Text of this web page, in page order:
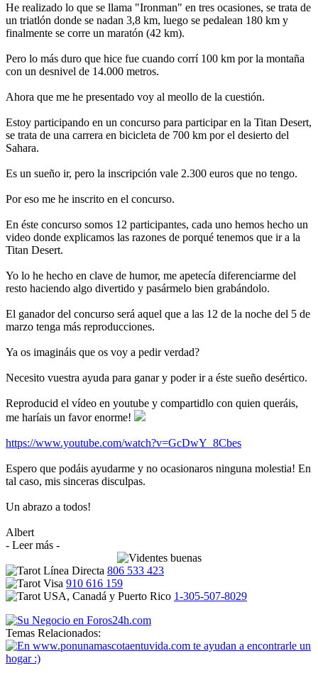
He realizado lo que se llama "Ironman" en tres ocasiones, se trata de
un triatlón donde se nadan 3,8 km, luego se pedalean 180 km y
finalmente se corre un maratón (42 km).
Pero lo más duro que hice fue cuando corrí 100 km por la montaña
con un desnivel de 14.000 metros.
Ahora que me he presentado voy al meollo de la cuestión.
Estoy participando en un concurso para participar en la Titan Desert,
se trata de una carrera en bicicleta de 700 km por el desierto del
Sahara.
Es un sueño ir, pero la inscripción vale 2.300 euros que no tengo.
Por eso me he inscrito en el concurso.
En éste concurso somos 12 participantes, cada uno hemos hecho un
video donde explicamos las razones de porqué tenemos que ir a la
Titan Desert.
Yo lo he hecho en clave de humor, me apetecía diferenciarme del
resto haciendo algo divertido y pasármelo bien grabándolo.
El ganador del concurso será aquel que a las 12 de la noche del 5 de
marzo tenga más reproducciones.
Ya os imagináis que os voy a pedir verdad?
Necesito vuestra ayuda para ganar y poder ir a éste sueño desértico.
Reproducid el vídeo en youtube y compartidlo con quien queráis,
me haríais un favor enorme!
https://www.youtube.com/watch?v=GcDwY_8Cbes
Espero que podáis ayudarme y no ocasionaros ninguna molestia! En
tal caso, mis sinceras disculpas.
Un abrazo a todos!
Albert
- Leer más -
806 533 423
910 616 159
1-305-507-8029
Temas Relacionados: